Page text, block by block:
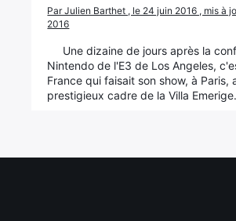
Par Julien Barthet , le 24 juin 2016 , mis à
2016
Une dizaine de jours après la
Nintendo de l'E3 de Los Angeles,
France qui faisait son show, à Paris,
prestigieux cadre de la Villa Emerige.